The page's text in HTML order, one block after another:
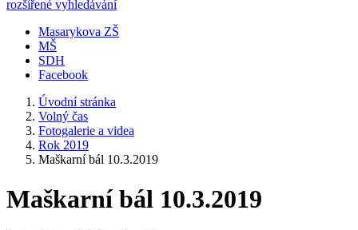
rozšířené vyhledávání
Masarykova ZŠ
MŠ
SDH
Facebook
Úvodní stránka
Volný čas
Fotogalerie a videa
Rok 2019
Maškarní bál 10.3.2019
Maškarní bál 10.3.2019